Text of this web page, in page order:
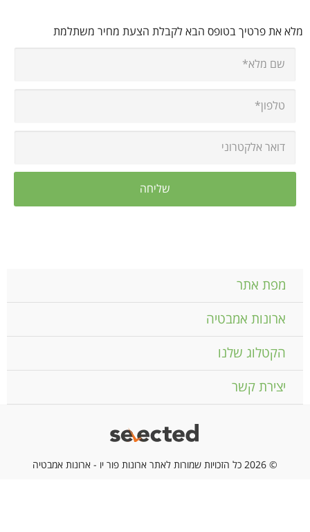
מלא את פרטיך בטופס הבא לקבלת הצעת מחיר משתלמת
מפת אתר
ארונות אמבטיה
הקטלוג שלנו
יצירת קשר
© 2026 כל הזכויות שמורות לאתר ארונות פור יו - ארונות אמבטיה